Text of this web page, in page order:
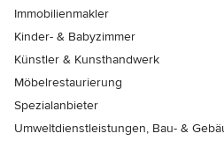
Immobilienmakler
Kinder- & Babyzimmer
Künstler & Kunsthandwerk
Möbelrestaurierung
Spezialanbieter
Umweltdienstleistungen, Bau- &